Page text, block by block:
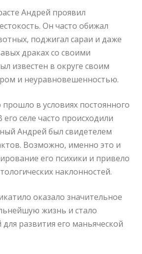
Андрей проявил
Он часто обижал
поджигал сараи и даже
драках со своими
известен в округе своим
и неуравновешенностью.
в условиях постоянного
его селе часто происходили
Андрей был свидетелем
Возможно, именно это и
его психики и привело
наклонностей.
оказало значительное
жизнь и стало
развития его маньяческой